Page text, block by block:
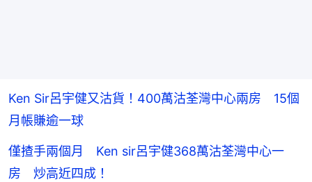
Ken Sir呂宇健又沽貨！400萬沽荃灣中心兩房 15個
月帳賺逾一球
僅揸手兩個月 Ken sir呂宇健368萬沽荃灣中心一
房 炒高近四成！